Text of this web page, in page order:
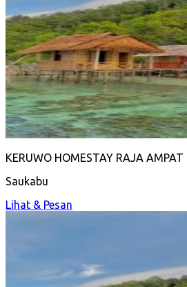
KERUWO HOMESTAY RAJA AMPAT
Saukabu
Lihat & Pesan